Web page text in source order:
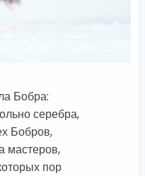
Бобра:
серебра,
Бобров,
мастеров,
пор